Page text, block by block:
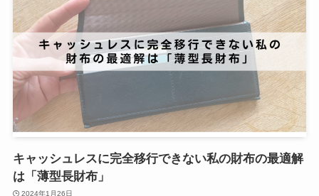
キャッシュレスに完全移行できない私の財布の最適解
は「薄型長財布」
2024年1月26日